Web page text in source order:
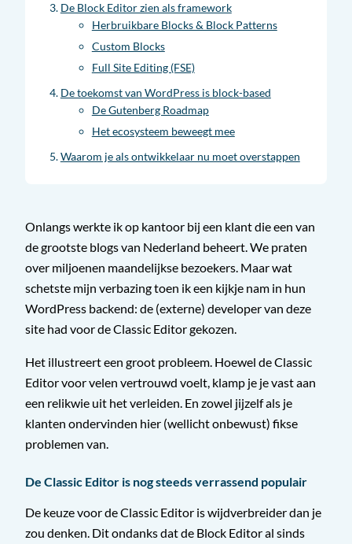
De Block Editor zien als framework
Herbruikbare Blocks & Block Patterns
Custom Blocks
Full Site Editing (FSE)
De toekomst van WordPress is block-based
De Gutenberg Roadmap
Het ecosysteem beweegt mee
Waarom je als ontwikkelaar nu moet overstappen
Onlangs werkte ik op kantoor bij een klant die een van
de grootste blogs van Nederland beheert. We praten
over miljoenen maandelijkse bezoekers. Maar wat
schetste mijn verbazing toen ik een kijkje nam in hun
WordPress backend: de (externe) developer van deze
site had voor de Classic Editor gekozen.
Het illustreert een groot probleem. Hoewel de Classic
Editor voor velen vertrouwd voelt, klamp je je vast aan
een relikwie uit het verleiden. En zowel jijzelf als je
klanten ondervinden hier (wellicht onbewust) fikse
problemen van.
De Classic Editor is nog steeds verrassend populair
De keuze voor de Classic Editor is wijdverbreider dan je
zou denken. Dit ondanks dat de Block Editor al sinds